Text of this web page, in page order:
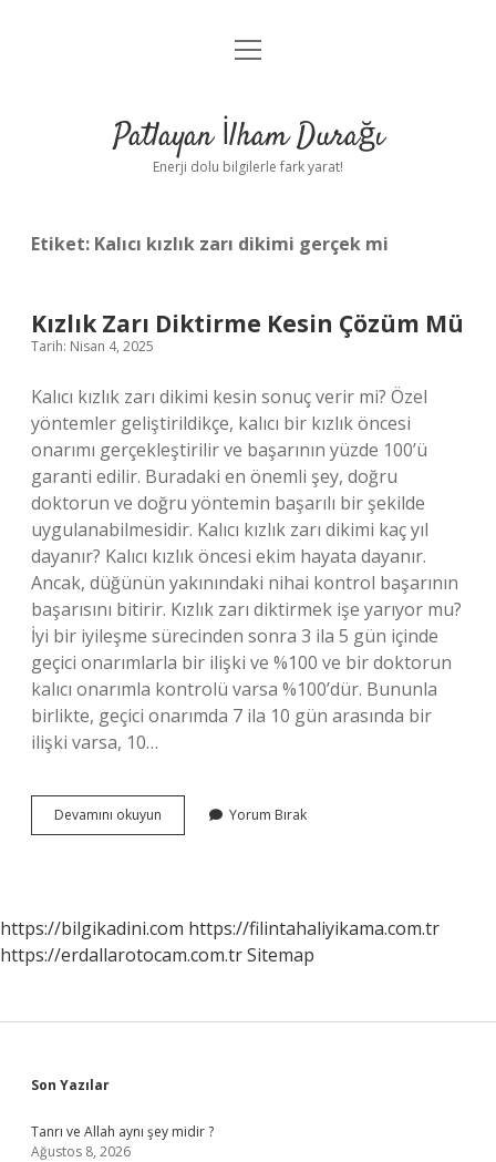
Anasayfa
Yasal Uyarı
menüyü
Patlayan İlham Durağı
Enerji dolu bilgilerle fark yarat!
Etiket: Kalıcı kızlık zarı dikimi gerçek mi
Kızlık Zarı Diktirme Kesin Çözüm Mü
Tarih: Nisan 4, 2025
Kalıcı kızlık zarı dikimi kesin sonuç verir mi? Özel
yöntemler geliştirildikçe, kalıcı bir kızlık öncesi
onarımı gerçekleştirilir ve başarının yüzde 100’ü
garanti edilir. Buradaki en önemli şey, doğru
doktorun ve doğru yöntemin başarılı bir şekilde
uygulanabilmesidir. Kalıcı kızlık zarı dikimi kaç yıl
dayanır? Kalıcı kızlık öncesi ekim hayata dayanır.
Ancak, düğünün yakınındaki nihai kontrol başarının
başarısını bitirir. Kızlık zarı diktirmek işe yarıyor mu?
İyi bir iyileşme sürecinden sonra 3 ila 5 gün içinde
geçici onarımlarla bir ilişki ve %100 ve bir doktorun
kalıcı onarımla kontrolü varsa %100’dür. Bununla
birlikte, geçici onarımda 7 ila 10 gün arasında bir
ilişki varsa, 10…
Devamını okuyun
Zarı
Yorum Bırak
https://bilgikadini.com https://filintahaliyikama.com.tr
https://erdallarotocam.com.trSitemap
Sidebar
Son Yazılar
Tanrı ve Allah aynı şey midir ?
Ağustos 8, 2026